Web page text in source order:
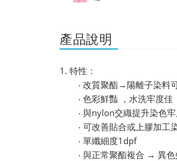
產品說明
1. 特性：
‧ 改質聚酯→陽離子染料
‧ 色彩鮮豔 ，水洗牢度佳
‧ 與nylon交織提升染色牢
‧ 可改善貼合或上膠加工
‧ 單纖細度1dpf
‧ 與正常聚酯複合 → 異色